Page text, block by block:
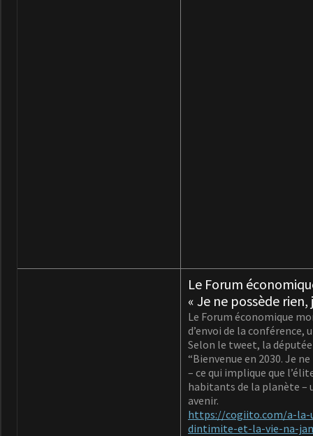
Le Forum
« Je ne possède
Le Forum économique
d’envoi de la
Selon le tweet, la
“Bienvenue en 2030. Je
– ce qui implique que
habitants de la planète –
avenir.
https://cogiito.com/a-la-
dintimite-et-la-vie-na-